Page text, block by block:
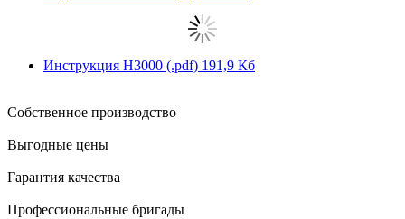
Инструкция H3000 (.pdf) 191,9 Кб
Собственное производство
Выгодные цены
Гарантия качества
Профессиональные бригады